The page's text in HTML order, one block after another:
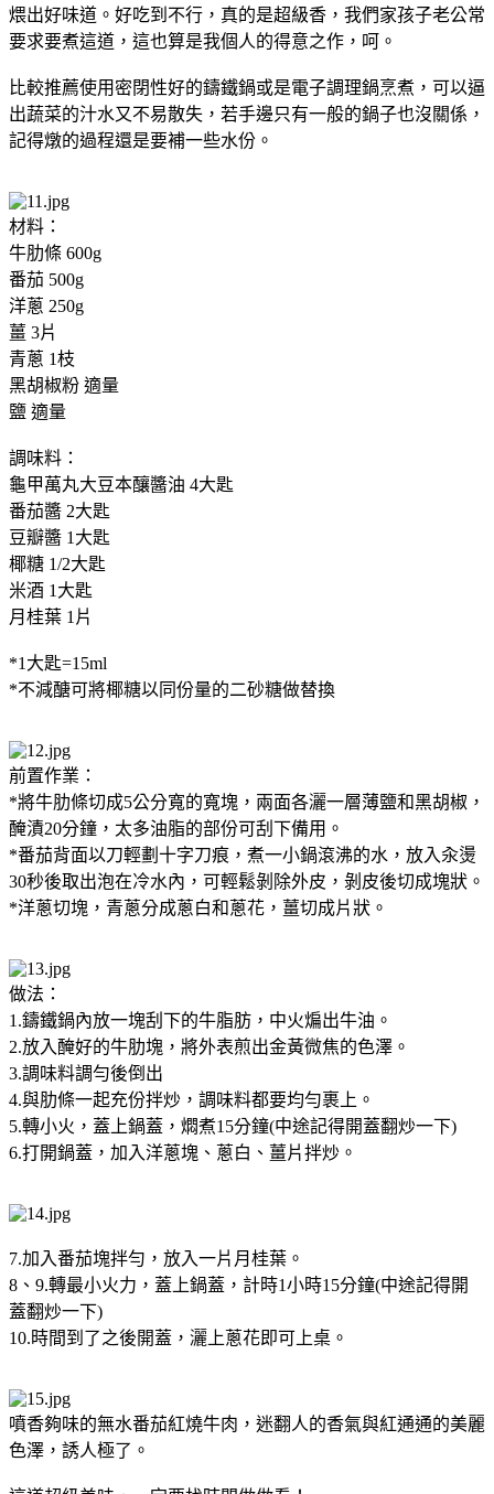
煨出好味道。好吃到不行，真的是超級香，我們家孩子老公常
要求要煮這道，這也算是我個人的得意之作，呵。
比較推薦使用密閉性好的鑄鐵鍋或是電子調理鍋烹煮，可以逼
出蔬菜的汁水又不易散失，若手邊只有一般的鍋子也沒關係，
記得燉的過程還是要補一些水份。
材料：
牛肋條 600g
番茄 500g
洋蔥 250g
薑 3片
青蔥 1枝
黑胡椒粉 適量
鹽 適量
調味料：
龜甲萬丸大豆本釀醬油 4大匙
番茄醬 2大匙
豆瓣醬 1大匙
椰糖 1/2大匙
米酒 1大匙
月桂葉 1片
*1大匙=15ml
*不減醣可將椰糖以同份量的二砂糖做替換
前置作業：
*將牛肋條切成5公分寬的寬塊，兩面各灑一層薄鹽和黑胡椒，
醃漬20分鐘，太多油脂的部份可刮下備用。
*番茄背面以刀輕劃十字刀痕，煮一小鍋滾沸的水，放入汆燙
30秒後取出泡在冷水內，可輕鬆剝除外皮，剝皮後切成塊狀。
*洋蔥切塊，青蔥分成蔥白和蔥花，薑切成片狀。
做法：
1.鑄鐵鍋內放一塊刮下的牛脂肪，中火煸出牛油。
2.放入醃好的牛肋塊，將外表煎出金黃微焦的色澤。
3.調味料調勻後倒出
4.與肋條一起充份拌炒，調味料都要均勻裹上。
5.轉小火，蓋上鍋蓋，燜煮15分鐘(中途記得開蓋翻炒一下)
6.打開鍋蓋，加入洋蔥塊、蔥白、薑片拌炒。
7.加入番茄塊拌勻，放入一片月桂葉。
8、9.轉最小火力，蓋上鍋蓋，計時1小時15分鐘(中途記得開
蓋翻炒一下)
10.時間到了之後開蓋，灑上蔥花即可上桌。
噴香夠味的無水番茄紅燒牛肉，迷翻人的香氣與紅通通的美麗
色澤，誘人極了。